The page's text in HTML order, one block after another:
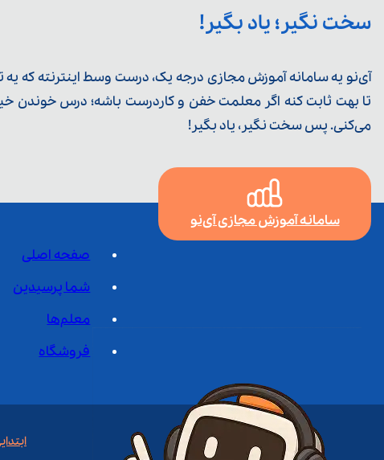
سخت نگیر؛ یاد بگیر!
آی‌نو یه سامانه آموزش مجازی درجه یک، درست وسط اینترنته که
تا بهت ثابت کنه اگر معلمت خفن و کاردرست باشه؛ درس خوندن
می‌کنی. پس سخت نگیر، یاد بگیر!
سامانه آموزش مجازی آی‌نو
صفحه اصلی
شما پرسیدین
معلم‌ها
فروشگاه